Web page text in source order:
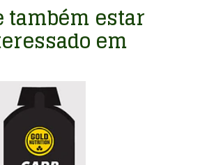
também estar
em